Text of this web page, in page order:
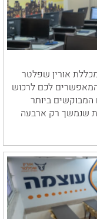
אורין שפלטר
לכם לרכוש
ביותר
שנמשך רק ארבעה